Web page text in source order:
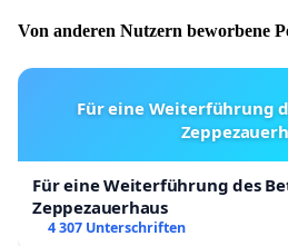
Von anderen Nutzern beworbene
Für eine Weiterführung
Für eine Weiterführung des
Zeppezauerhaus
4 307 Unterschriften